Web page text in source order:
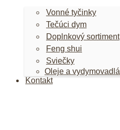
Vonné tyčinky
Tečúci dym
Doplnkový sortiment
Feng shui
Sviečky
Oleje a vydymovadlá
Kontakt